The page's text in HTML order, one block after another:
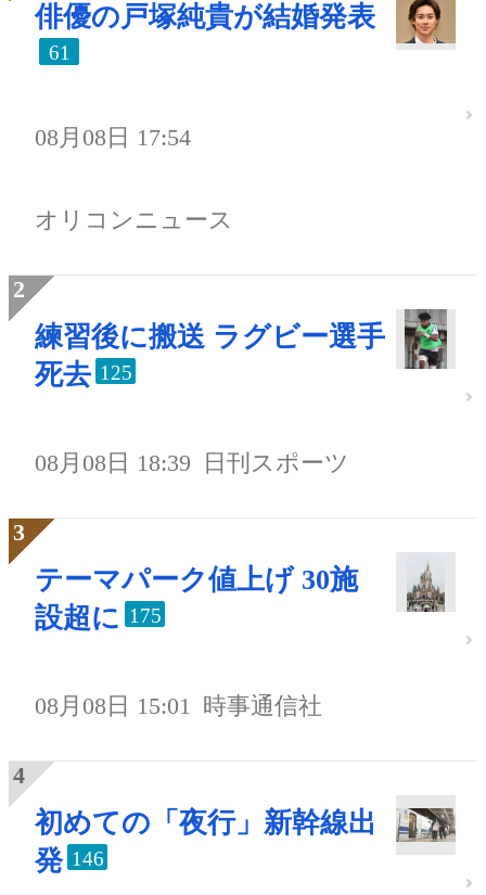
俳優の戸塚純貴が結婚発表
61
08月08日 17:54
オリコンニュース
練習後に搬送 ラグビー選手
死去 125
08月08日 18:39 日刊スポーツ
テーマパーク値上げ 30施
設超に 175
08月08日 15:01 時事通信社
初めての「夜行」新幹線出
発 146